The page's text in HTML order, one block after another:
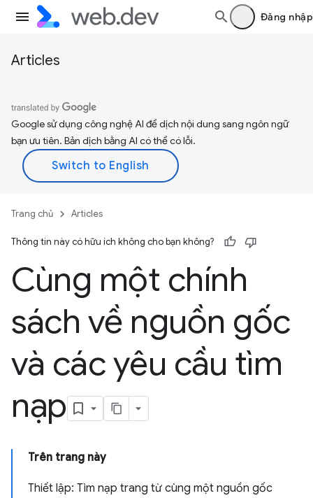
Đăng nhập
Articles
Google sử dụng công nghệ AI để dịch nội dung sang ngôn ngữ
bạn ưu tiên. Bản dịch bằng AI có thể có lỗi.
Trang chủ Articles
Thông tin này có hữu ích không cho bạn không?
Cùng một chính
sách về nguồn gốc
và các yêu cầu tìm
nạp
Trên trang này
Thiết lập: Tìm nạp trang từ cùng một nguồn gốc